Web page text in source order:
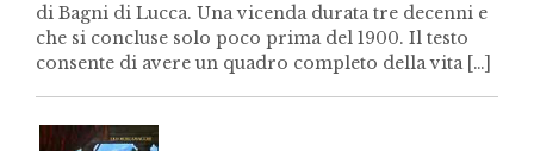
di Bagni di Lucca. Una vicenda durata tre decenni e
che si concluse solo poco prima del 1900. Il testo
consente di avere un quadro completo della vita […]